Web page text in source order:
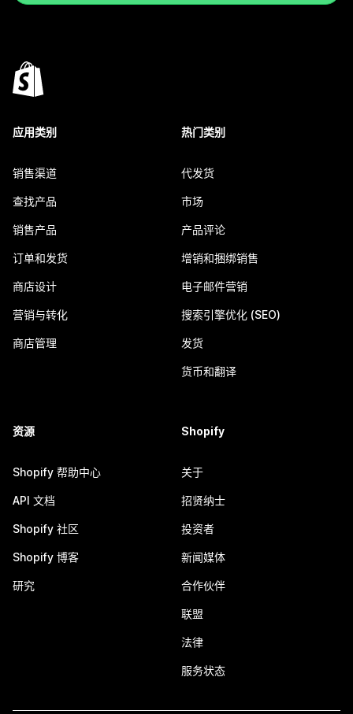
应用类别
销售渠道
查找产品
销售产品
订单和发货
商店设计
营销与转化
商店管理
热门类别
代发货
市场
产品评论
增销和捆绑销售
电子邮件营销
搜索引擎优化 (SEO)
发货
货币和翻译
资源
Shopify 帮助中心
API 文档
Shopify 社区
Shopify 博客
研究
Shopify
关于
招贤纳士
投资者
新闻媒体
合作伙伴
联盟
法律
服务状态